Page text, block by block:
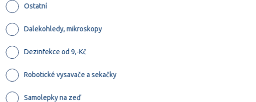
Ostatní
Dalekohledy, mikroskopy
Dezinfekce od 9,-Kč
Robotické vysavače a sekačky
Samolepky na zeď